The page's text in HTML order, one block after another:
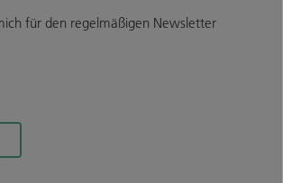
für den regelmäßigen Newsletter